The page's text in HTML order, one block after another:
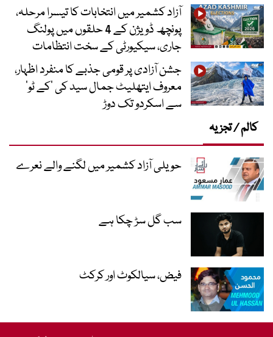
آزاد کشمیر میں انتخابات کا تیسرا مرحلہ،
پونچھ ڈویژن کے 4 حلقوں میں پولنگ
جاری، سیکیورٹی کے سخت انتظامات
جشن آزادی پر قومی جذبے کا منفرد اظہار،
معروف ایتھلیٹ جمال سید کی ’کے ٹو‘
سے اسکردو تک دوڑ
کالم / تجزیہ
حویلی آزاد کشمیر میں لگنے والے نعرے
سب گل سڑ چکا ہے
فیض، سیالکوٹ اور کرکٹ